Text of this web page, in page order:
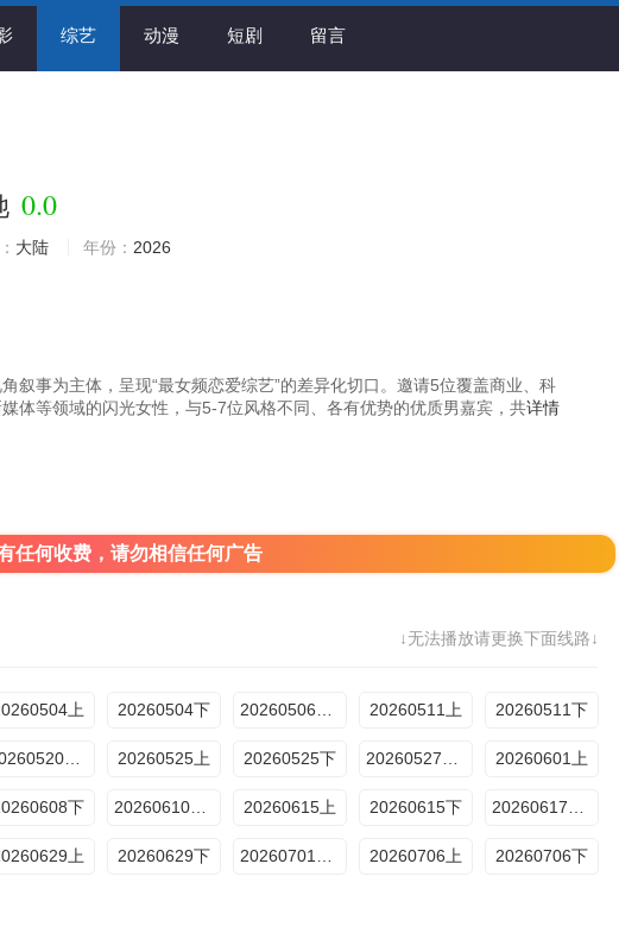
综艺 动漫 短剧 留言
0.0
大陆 年份： 2026
叙事为主体，呈现“最女频恋爱综艺”的差异化切口。邀请5位覆盖商业、科
体等领域的闪光女性，与5-7位风格不同、各有优势的优质男嘉宾，共详情
任何收费，请勿相信任何广告
↓无法播放请更换下面线路↓
上 20260504下 20260511上 20260511下
20260520加更版 20260525上 20260525下 20260601上
下 20260610加更版 20260615上 20260615下
上 20260629下 20260706上 20260706下